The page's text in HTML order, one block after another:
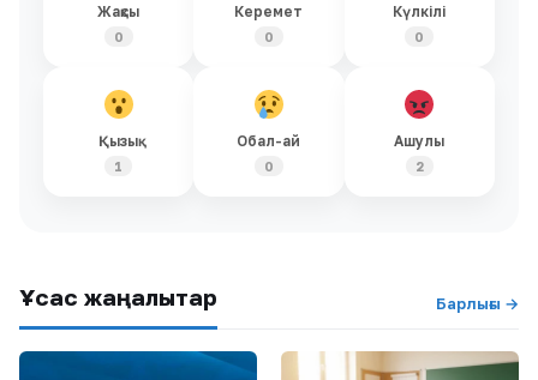
Жақсы
0
Керемет
0
Күлкілі
0
Қызық
1
Обал-ай
0
Ашулы
2
Ұқсас жаңалықтар Барлығы →